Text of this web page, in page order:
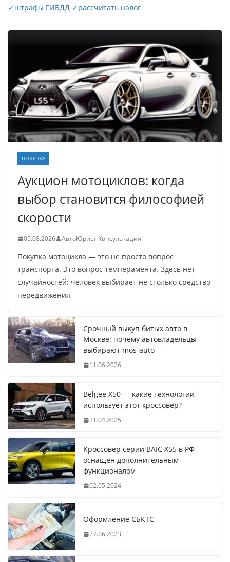
✓штрафы ГИБДД ✓рассчитать налог
ПОКУПКА
Аукцион мотоциклов: когда
выбор становится философией
скорости
05.08.2026 АвтоЮрист Консультация
Покупка мотоцикла — это не просто вопрос
транспорта. Это вопрос темперамента. Здесь нет
случайностей: человек выбирает не столько средство
передвижения,
Срочный выкуп битых авто в
Москве: почему автовладельцы
выбирают mos-auto
11.06.2026
Belgee X50 — какие технологии
использует этот кроссовер?
21.04.2025
Кроссовер серии BAIC X55 в РФ
оснащен дополнительным
функционалом
02.05.2024
Оформление СБКТС
27.06.2023